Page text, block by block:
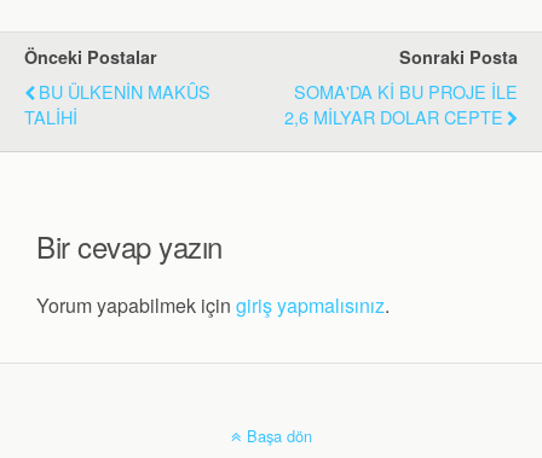
Önceki Postalar
BU ÜLKENİN MAKÛS
TALİHİ
Sonraki Posta
SOMA'DA Kİ BU PROJE İLE
2,6 MİLYAR DOLAR CEPTE
Bir cevap yazın
Yorum yapabilmek için giriş yapmalısınız.
Başa dön